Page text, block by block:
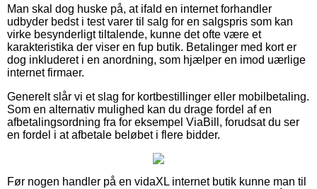
Man skal dog huske på, at ifald en internet forhandler
udbyder bedst i test varer til salg for en salgspris som kan
virke besynderligt tiltalende, kunne det ofte være et
karakteristika der viser en fup butik. Betalinger med kort er
dog inkluderet i en anordning, som hjælper en imod uærlige
internet firmaer.
Generelt slår vi et slag for kortbestillinger eller mobilbetaling.
Som en alternativ mulighed kan du drage fordel af en
afbetalingsordning fra for eksempel ViaBill, forudsat du ser
en fordel i at afbetale beløbet i flere bidder.
Før nogen handler på en vidaXL internet butik kunne man til